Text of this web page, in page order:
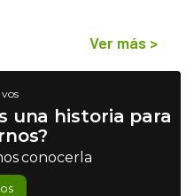
Ver más >
una historia para
conocerla